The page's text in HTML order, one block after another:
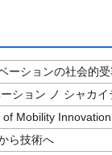
ーションの社会的
ション ノ シャカ
Mobility Innovation
ら技術へ